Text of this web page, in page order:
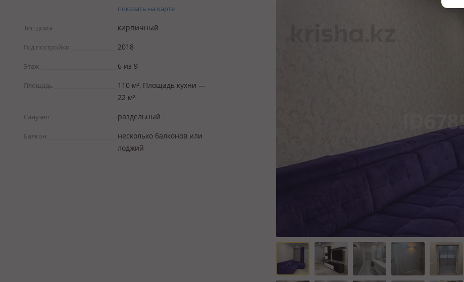
показать на карте
Тип дома кирпичный
Год постройки 2018
Этаж 6 из 9
Площадь
110 м², Площадь кухни —
22 м²
Санузел раздельный
Балкон
несколько балконов или
лоджий